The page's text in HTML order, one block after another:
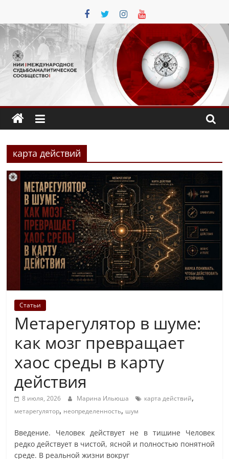
содержимому
карта действий
Статьи
Метарегулятор в шуме:
как мозг превращает
хаос среды в карту
действия
8 июля, 2026 Марина Ильюша карта действий,
метарегулятор, неопределенность, шум
Введение. Человек действует не в тишине Человек
редко действует в чистой, ясной и полностью понятной
среде. В реальной жизни вокруг